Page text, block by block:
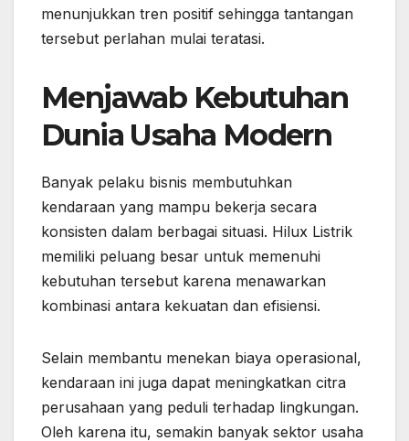
menunjukkan tren positif sehingga tantangan
tersebut perlahan mulai teratasi.
Menjawab Kebutuhan
Dunia Usaha Modern
Banyak pelaku bisnis membutuhkan
kendaraan yang mampu bekerja secara
konsisten dalam berbagai situasi. Hilux Listrik
memiliki peluang besar untuk memenuhi
kebutuhan tersebut karena menawarkan
kombinasi antara kekuatan dan efisiensi.
Selain membantu menekan biaya operasional,
kendaraan ini juga dapat meningkatkan citra
perusahaan yang peduli terhadap lingkungan.
Oleh karena itu, semakin banyak sektor usaha